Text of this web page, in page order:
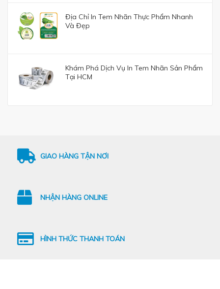
Địa Chỉ In Tem Nhãn Thực Phẩm Nhanh
Và Đẹp
Khám Phá Dịch Vụ In Tem Nhãn Sản Phẩm
Tại HCM
GIAO HÀNG TẬN NƠI
NHẬN HÀNG ONLINE
HÌNH THỨC THANH TOÁN